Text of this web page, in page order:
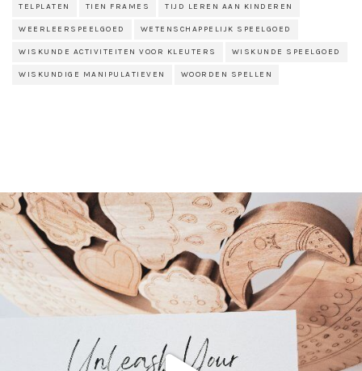
TELPLATEN TIEN FRAMES TIJD LEREN AAN KINDEREN
WEERLEERSPEELGOED WETENSCHAPPELIJK SPEELGOED
WISKUNDE ACTIVITEITEN VOOR KLEUTERS WISKUNDE SPEELGOED
WISKUNDIGE MANIPULATIEVEN WOORDEN SPELLEN